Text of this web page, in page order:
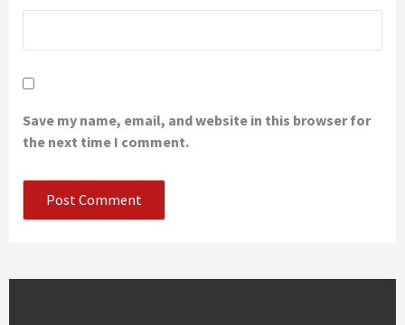
Save my name, email, and website in this browser for
the next time I comment.